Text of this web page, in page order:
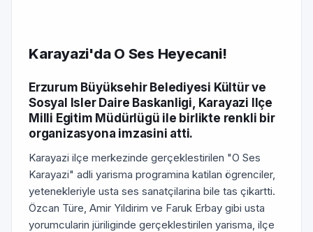
Karayazi'da O Ses Heyecani!
Erzurum Büyüksehir Belediyesi Kültür ve
Sosyal Isler Daire Baskanligi, Karayazi Ilçe
Milli Egitim Müdürlügü ile birlikte renkli bir
organizasyona imzasini atti.
Karayazi ilçe merkezinde gerçeklestirilen "O Ses
Karayazi" adli yarisma programina katilan ögrenciler,
yetenekleriyle usta ses sanatçilarina bile tas çikartti.
Özcan Türe, Amir Yildirim ve Faruk Erbay gibi usta
yorumcularin jüriliginde gerçeklestirilen yarisma, ilçe